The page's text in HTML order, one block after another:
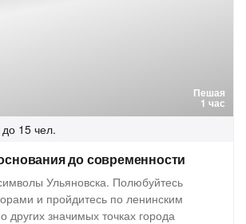
Пешая
1 час
до 15 чел.
до современности
Ульяновска. Полюбуйтесь
и пройдитесь по ленинским
других значимых точках города